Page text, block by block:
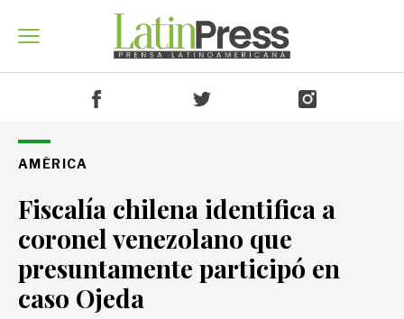
Venezuela
Mundo
AMÉRICA
Fiscalía chilena identifica a
coronel venezolano que
presuntamente participó en
caso Ojeda